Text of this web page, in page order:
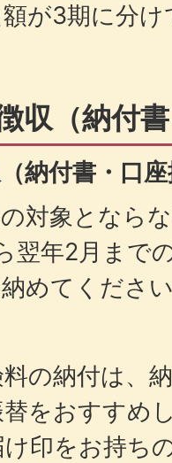
が3期に分
収（納付
納付書・口座
対象となら
翌年2月まで
めてください
の納付は、
替をおすすめ
け印をお持ち